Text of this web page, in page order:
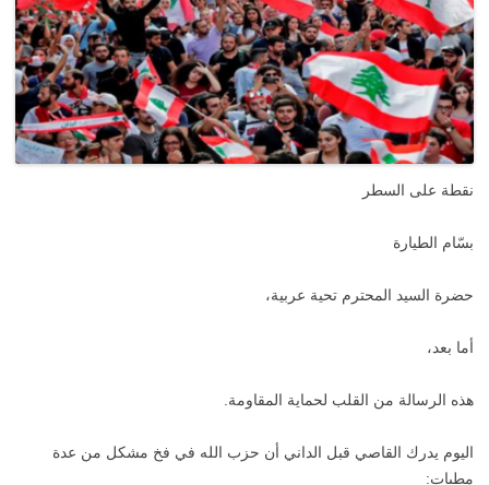
نقطة على السطر
بسّام الطيارة
حضرة السيد المحترم تحية عربية،
أما بعد،
هذه الرسالة من القلب لحماية المقاومة.
اليوم يدرك القاصي قبل الداني أن حزب الله في فخ مشكل من عدة
مطبات: